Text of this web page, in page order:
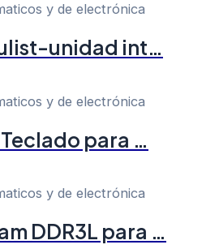
y de electrónica
unidad int…
y de electrónica
para …
y de electrónica
DDR3L para …